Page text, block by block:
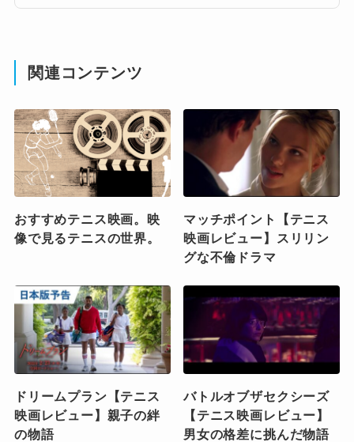
関連コンテンツ
おすすめテニス映画。映
像で見るテニスの世界。
マッチポイント【テニス
映画レビュー】スリリン
グな不倫ドラマ
ドリームプラン【テニス
映画レビュー】親子の絆
の物語
バトルオブザセクシーズ
【テニス映画レビュー】
男女の格差に挑んだ物語